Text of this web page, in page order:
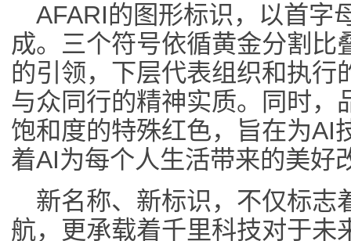
AFARI的图形标识，以首字
成。三个符号依循黄金分割比
的引领，下层代表组织和执行
与众同行的精神实质。同时，
饱和度的特殊红色，旨在为AI
着AI为每个人生活带来的美好
新名称、新标识，不仅标志
航，更承载着千里科技对于未